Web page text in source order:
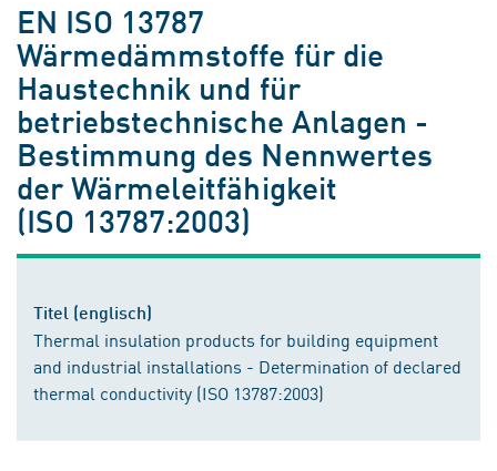
EN ISO 13787
Wärmedämmstoffe für die
Haustechnik und für
betriebstechnische Anlagen -
Bestimmung des Nennwertes
der Wärmeleitfähigkeit
(ISO 13787:2003)
Titel (englisch)
Thermal insulation products for building equipment
and industrial installations - Determination of declared
thermal conductivity (ISO 13787:2003)